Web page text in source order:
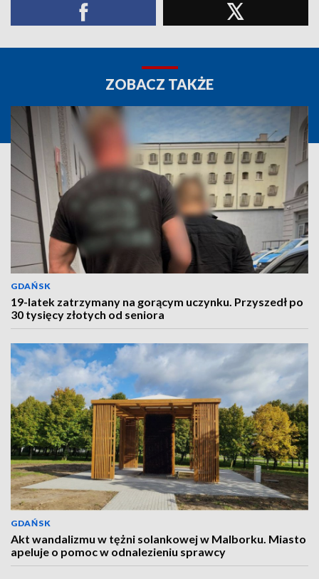
ZOBACZ TAKŻE
GDAŃSK
19-latek zatrzymany na gorącym uczynku. Przyszedł po
30 tysięcy złotych od seniora
GDAŃSK
Akt wandalizmu w tężni solankowej w Malborku. Miasto
apeluje o pomoc w odnalezieniu sprawcy